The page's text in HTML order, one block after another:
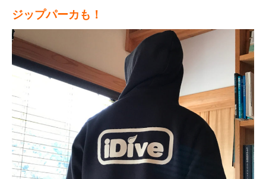
ジップパーカも！